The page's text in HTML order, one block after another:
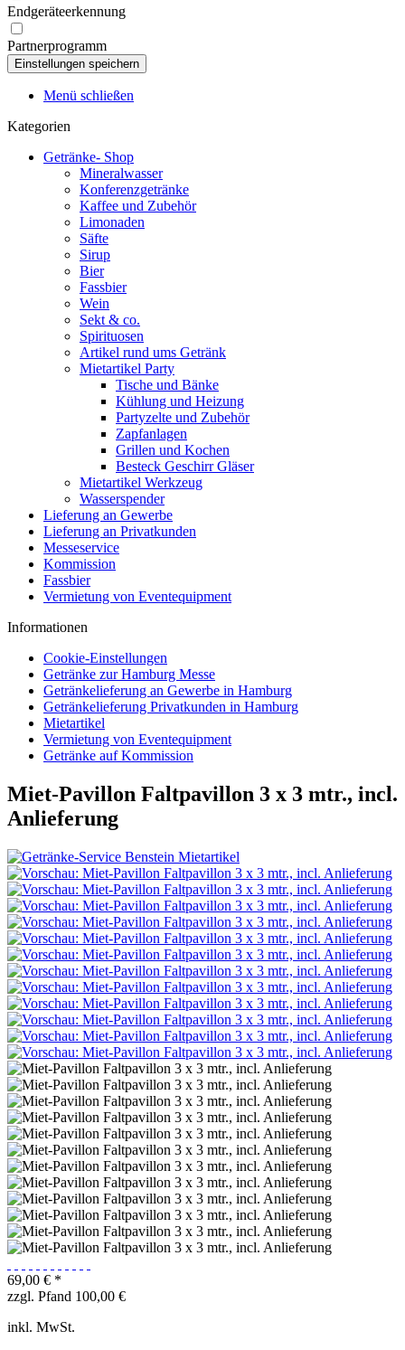
Endgeräteerkennung
Partnerprogramm
Menü schließen
Kategorien
Getränke- Shop
Mineralwasser
Konferenzgetränke
Kaffee und Zubehör
Limonaden
Säfte
Sirup
Bier
Fassbier
Wein
Sekt & co.
Spirituosen
Artikel rund ums Getränk
Mietartikel Party
Tische und Bänke
Kühlung und Heizung
Partyzelte und Zubehör
Zapfanlagen
Grillen und Kochen
Besteck Geschirr Gläser
Mietartikel Werkzeug
Wasserspender
Lieferung an Gewerbe
Lieferung an Privatkunden
Messeservice
Kommission
Fassbier
Vermietung von Eventequipment
Informationen
Cookie-Einstellungen
Getränke zur Hamburg Messe
Getränkelieferung an Gewerbe in Hamburg
Getränkelieferung Privatkunden in Hamburg
Mietartikel
Vermietung von Eventequipment
Getränke auf Kommission
Miet-Pavillon Faltpavillon 3 x 3 mtr., incl.
Anlieferung
69,00 € *
zzgl. Pfand 100,00 €
inkl. MwSt.